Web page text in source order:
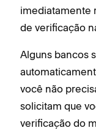
imediatamente
de verificação
Alguns bancos
você não
solicitam que
verificação do